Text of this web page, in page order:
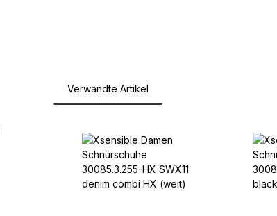
Verwandte Artikel